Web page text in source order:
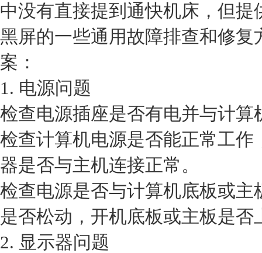
中没有直接提到通快机床，但
黑屏的一些通用故障排查和修
案：
1. 电源问题
检查电源插座是否有电并与计算
检查计算机电源是否能正常工
器是否与主机连接正常。
检查电源是否与计算机底板或
是否松动，开机底板或主板是
2. 显示器问题